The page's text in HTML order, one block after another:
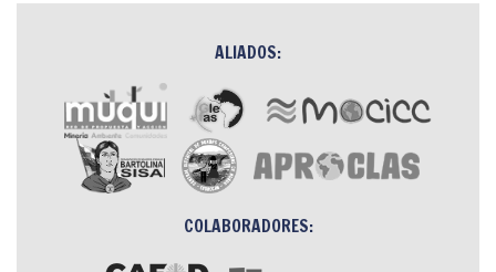
ALIADOS:
COLABORADORES: